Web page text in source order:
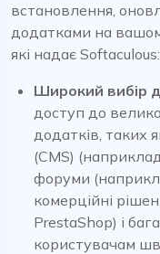
встановлення,
додатками на
які надає Softaculous:
Широкий вибір
доступ до
додатків, таких
(CMS)
форуми
комерційні
PrestaShop) і
користувачам